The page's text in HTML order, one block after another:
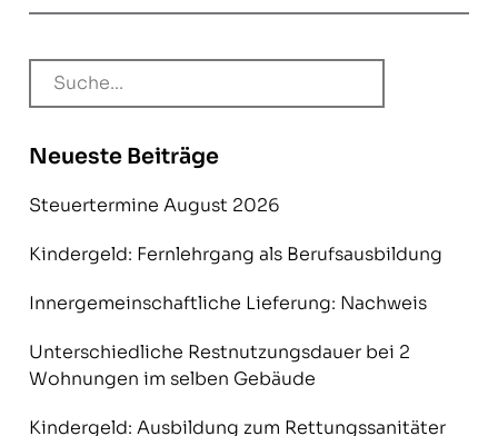
Neueste Beiträge
Steuertermine August 2026
Kindergeld: Fernlehrgang als Berufsausbildung
Innergemeinschaftliche Lieferung: Nachweis
Unterschiedliche Restnutzungsdauer bei 2
Wohnungen im selben Gebäude
Kindergeld: Ausbildung zum Rettungssanitäter